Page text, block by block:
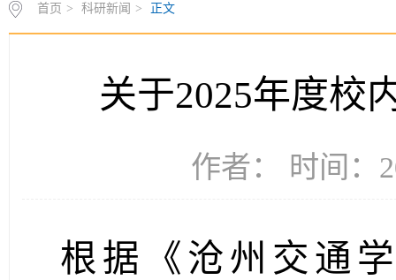
首页 > 科研新闻 > 正文
关于2025年度校
作者： 时间：
根据《沧州交通